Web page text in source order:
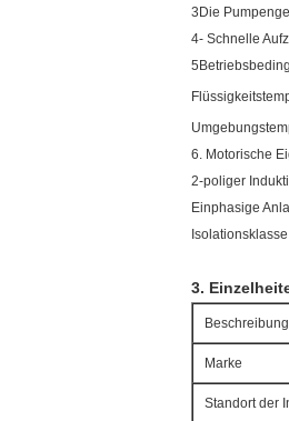
3Die
4- Schnelle
6. Motorische
2-poliger
Einphasige
3.
Marke
Standort der